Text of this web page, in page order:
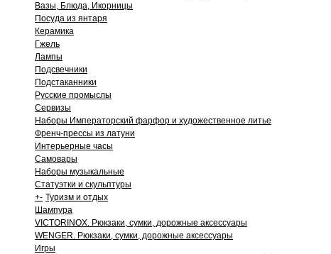
Вазы, Блюда, Икорницы
Посуда из янтаря
Керамика
Гжель
Лампы
Подсвечники
Подстаканники
Русские промыслы
Сервизы
Наборы Императорский фарфор и художественное литье
Френч-прессы из латуни
Интерьерные часы
Самовары
Наборы музыкальные
Статуэтки и скульптуры
+- Туризм и отдых
Шампура
VICTORINOX. Рюкзаки, сумки, дорожные аксессуары
WENGER. Рюкзаки, сумки, дорожные аксессуары
Игры